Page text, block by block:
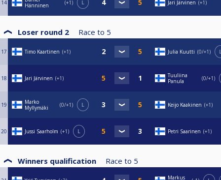
14
Hänninen
+1 L Jari Järvinen +1
Loser round 2 Race to 5
17 Timo Kaartinen +1 Julia Kuutti 0/+1
18 Jari Järvinen +1
Tuuliina
Panula
0/+1
19
Marko
Myllymäki
0/+1 L Keijo Kaakinen +1
20 Jussi Saarholm +1 L Petri Saarinen +1
Winners qualification Race to 5
Markus